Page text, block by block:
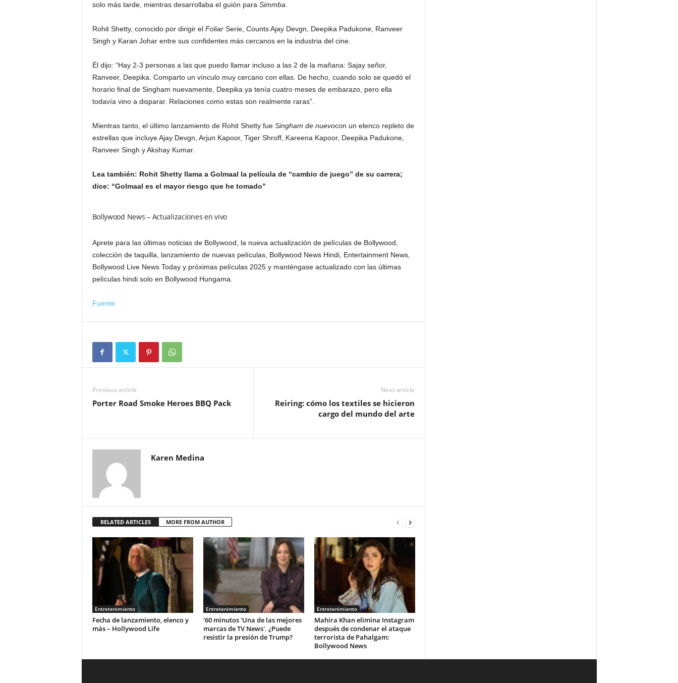
solo más tarde, mientras desarrollaba el guión para Simmba
Rohit Shetty, conocido por dirigir el FoliarSerie, Counts Ajay Devgn, Deepika Padukone, Ranveer
Singh y Karan Johar entre sus confidentes más cercanos en la industria del cine.
Él dijo: “Hay 2-3 personas a las que puedo llamar incluso a las 2 de la mañana: Sajay señor,
Ranveer, Deepika. Comparto un vínculo muy cercano con ellas. De hecho, cuando solo se quedó el
horario final de Singham nuevamente, Deepika ya tenía cuatro meses de embarazo, pero ella
todavía vino a disparar. Relaciones como estas son realmente raras”.
Mientras tanto, el último lanzamiento de Rohit Shetty fue Singham de nuevocon un elenco repleto de
estrellas que incluye Ajay Devgn, Arjun Kapoor, Tiger Shroff, Kareena Kapoor, Deepika Padukone,
Ranveer Singh y Akshay Kumar.
Lea también: Rohit Shetty llama a Golmaal la película de “cambio de juego” de su carrera;
dice: “Golmaal es el mayor riesgo que he tomado”
Bollywood News – Actualizaciones en vivo
Aprete para las últimas noticias de Bollywood, la nueva actualización de películas de Bollywood,
colección de taquilla, lanzamiento de nuevas películas, Bollywood News Hindi, Entertainment News,
Bollywood Live News Today y próximas películas 2025 y manténgase actualizado con las últimas
películas hindi solo en Bollywood Hungama.
Fuente
Previous article
Porter Road Smoke Heroes BBQ Pack
Next article
Reiring: cómo los textiles se hicieron
cargo del mundo del arte
Karen Medina
RELATED ARTICLES MORE FROM AUTHOR
Entretenimiento
Fecha de lanzamiento, elenco y
más – Hollywood Life
Entretenimiento
'60 minutos 'Una de las mejores
marcas de TV News'. ¿Puede
resistir la presión de Trump?
Entretenimiento
Mahira Khan elimina Instagram
después de condenar el ataque
terrorista de Pahalgam:
Bollywood News